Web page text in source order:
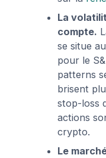
La
compte.
se situe
pour le
patterns
brisent
stop-loss
actions
crypto.
Le